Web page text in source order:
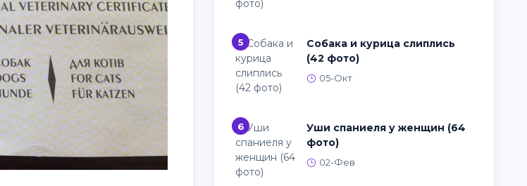
5
Собака и курица слиплись
(42 фото)
05-Окт
6
Уши спаниеля у женщин (64
фото)
02-Фев